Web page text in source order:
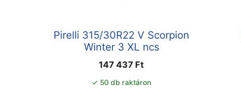
Pirelli 315/30R22 V Scorpion
Winter 3 XL ncs
147 437 Ft
✓ 50 db raktáron